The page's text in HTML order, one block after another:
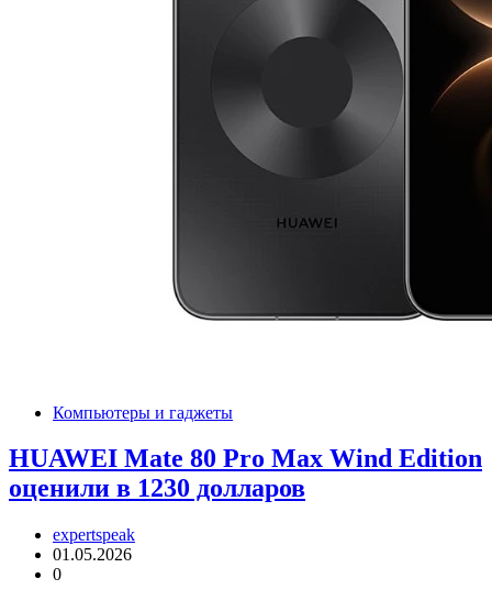
Компьютеры и гаджеты
HUAWEI Mate 80 Pro Max Wind Edition
оценили в 1230 долларов
expertspeak
01.05.2026
0